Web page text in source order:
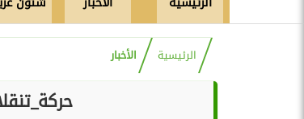
الرئيسية الأخبار